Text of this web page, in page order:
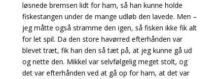
løsnede bremsen lidt for ham, så han kunne holde
fiskestangen under de mange udløb den lavede. Men –
jeg måtte også stramme den igen, så fisken ikke fik alt
for let spil. Da den store havørred efterhånden var
blevet træt, fik han den så tæt på, at jeg kunne gå ud
og nette den. Mikkel var selvfølgelig meget stolt, og
det var efterhånden ved at gå op for ham, at det var